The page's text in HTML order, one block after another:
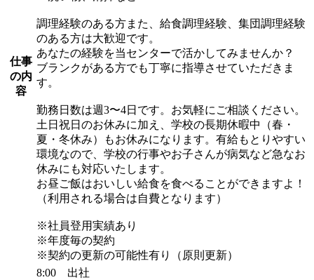
仕事
の内
容
調理経験のある方また、給食調理経験、集団調理経験
のある方は大歓迎です。
あなたの経験を当センターで活かしてみませんか？
ブランクがある方でも丁寧に指導させていただきま
す。
勤務日数は週3〜4日です。お気軽にご相談ください。
土日祝日のお休みに加え、学校の長期休暇中（春・
夏・冬休み）もお休みになります。有給もとりやすい
環境なので、学校の行事やお子さんが病気など急なお
休みにも対応いたします。
お昼ご飯はおいしい給食を食べることができますよ！
（利用される場合は自費となります）
※社員登用実績あり
※年度毎の契約
※契約の更新の可能性有り（原則更新）
8:00 出社